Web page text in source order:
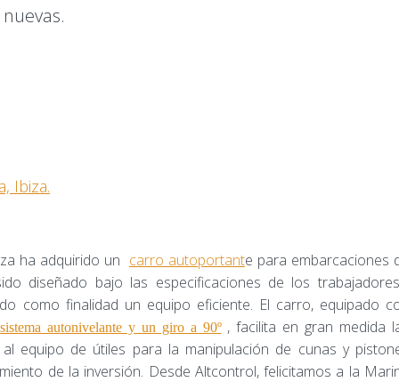
Ibiza.
ha adquirido un carro autoportante para embarcaciones
diseñado bajo las especificaciones de los
como finalidad un equipo eficiente. El carro, equipado
autonivelante y un giro a 90º, facilita en gran medida
equipo de útiles para la manipulación de cunas y
de la inversión. Desde Altcontrol, felicitamos a la